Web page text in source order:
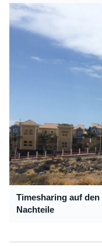
Timesharing auf
Nachteile